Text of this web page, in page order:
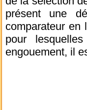
présent une
comparateur en
pour
engouement, il